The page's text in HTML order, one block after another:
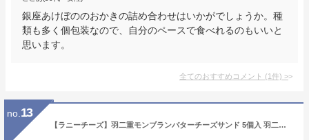
銀座あけぼののおかきの詰め合わせはいかがでしょうか。種
類も多く個包装なので、自分のペースで食べれるのもいいと
思います。
全てのおすすめコメント (1件) >
no. 13
【ラニーチーズ】羽二重モンブランバターチーズサンド 5個入 羽二重餅 バターサンド スイーツギフト モンブラン お取り寄せスイーツ 贈り物 プレゼント 手土産 洋菓子 和菓子 和洋菓子 冷凍スイーツ 人気 厚さ4㎝ RUNNY CHEESE